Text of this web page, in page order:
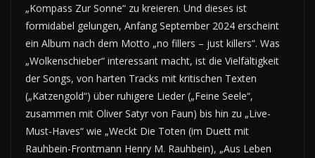
„Kompass Zur Sonne“ zu kreieren. Und dieses ist
formidabel gelungen, Anfang September 2024 erscheint
ein Album nach dem Motto „no fillers – just killers“. Was
„Wolkenschieber“ interessant macht, ist die Vielfältigkeit
der Songs, von harten Tracks mit kritischen Texten
(„Katzengold“) über ruhigere Lieder („Feine Seele“,
zusammen mit Oliver Satyr von Faun) bis hin zu „Live-
Must-Haves“ wie „Weckt Die Toten (im Duett mit
Rauhbein-Frontmann Henry M. Rauhbein), „Aus Leben